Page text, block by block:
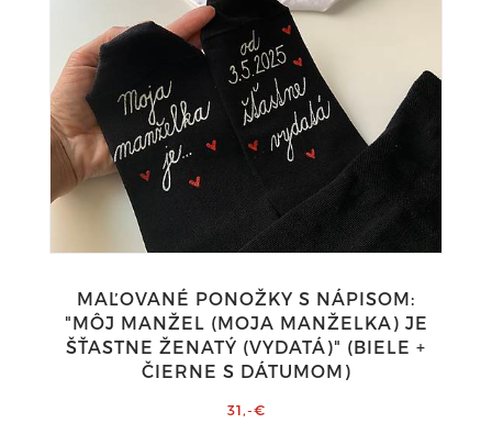
MAĽOVANÉ PONOŽKY S NÁPISOM:
"MÔJ MANŽEL (MOJA MANŽELKA) JE
ŠŤASTNE ŽENATÝ (VYDATÁ)" (BIELE +
ČIERNE S DÁTUMOM)
31,-€